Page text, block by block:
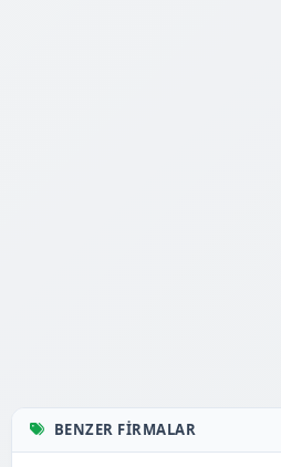
BENZER FIRMALAR